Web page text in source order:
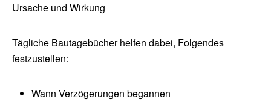
Ursache und Wirkung
Tägliche Bautagebücher helfen dabei, Folgendes
festzustellen:
Wann Verzögerungen begannen